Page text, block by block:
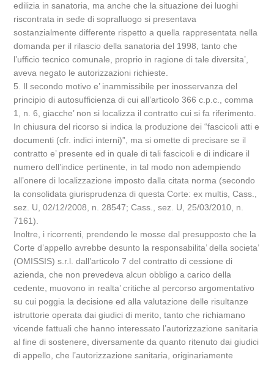
edilizia in sanatoria, ma anche che la situazione dei luoghi
riscontrata in sede di sopralluogo si presentava
sostanzialmente differente rispetto a quella rappresentata nella
domanda per il rilascio della sanatoria del 1998, tanto che
l’ufficio tecnico comunale, proprio in ragione di tale diversita’,
aveva negato le autorizzazioni richieste.
5. Il secondo motivo e’ inammissibile per inosservanza del
principio di autosufficienza di cui all’articolo 366 c.p.c., comma
1, n. 6, giacche’ non si localizza il contratto cui si fa riferimento.
In chiusura del ricorso si indica la produzione dei “fascicoli atti e
documenti (cfr. indici interni)”, ma si omette di precisare se il
contratto e’ presente ed in quale di tali fascicoli e di indicare il
numero dell’indice pertinente, in tal modo non adempiendo
all’onere di localizzazione imposto dalla citata norma (secondo
la consolidata giurisprudenza di questa Corte: ex multis, Cass.,
sez. U, 02/12/2008, n. 28547; Cass., sez. U, 25/03/2010, n.
7161).
Inoltre, i ricorrenti, prendendo le mosse dal presupposto che la
Corte d’appello avrebbe desunto la responsabilita’ della societa’
(OMISSIS) s.r.l. dall’articolo 7 del contratto di cessione di
azienda, che non prevedeva alcun obbligo a carico della
cedente, muovono in realta’ critiche al percorso argomentativo
su cui poggia la decisione ed alla valutazione delle risultanze
istruttorie operata dai giudici di merito, tanto che richiamano
vicende fattuali che hanno interessato l’autorizzazione sanitaria
al fine di sostenere, diversamente da quanto ritenuto dai giudici
di appello, che l’autorizzazione sanitaria, originariamente